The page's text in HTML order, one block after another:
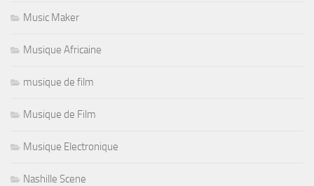
Music Maker
Musique Africaine
musique de film
Musique de Film
Musique Electronique
Nashille Scene